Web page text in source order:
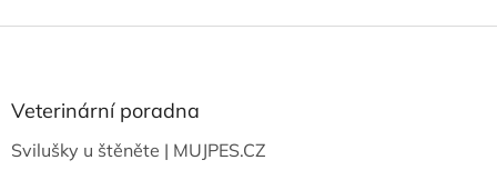
aVeterinární poradna
Svilušky u štěněte | MUJPES.CZ